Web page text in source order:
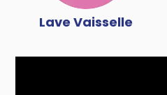
Lave Vaisselle